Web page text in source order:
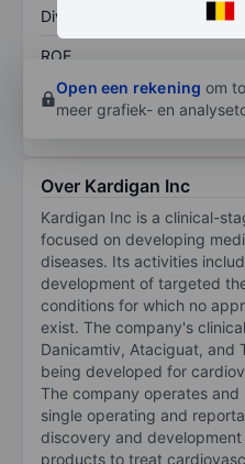
Dividend per aandeel
ROE
Open een rekening om
meer grafiek- en
Over Kardigan Inc
Kardigan Inc is a clinical-
focused on developing
diseases. Its activities
development of targeted
conditions for which no
exist. The company's
Danicamtiv, Ataciguat, and
being developed for
The company operates and
single operating and
discovery and
products to treat